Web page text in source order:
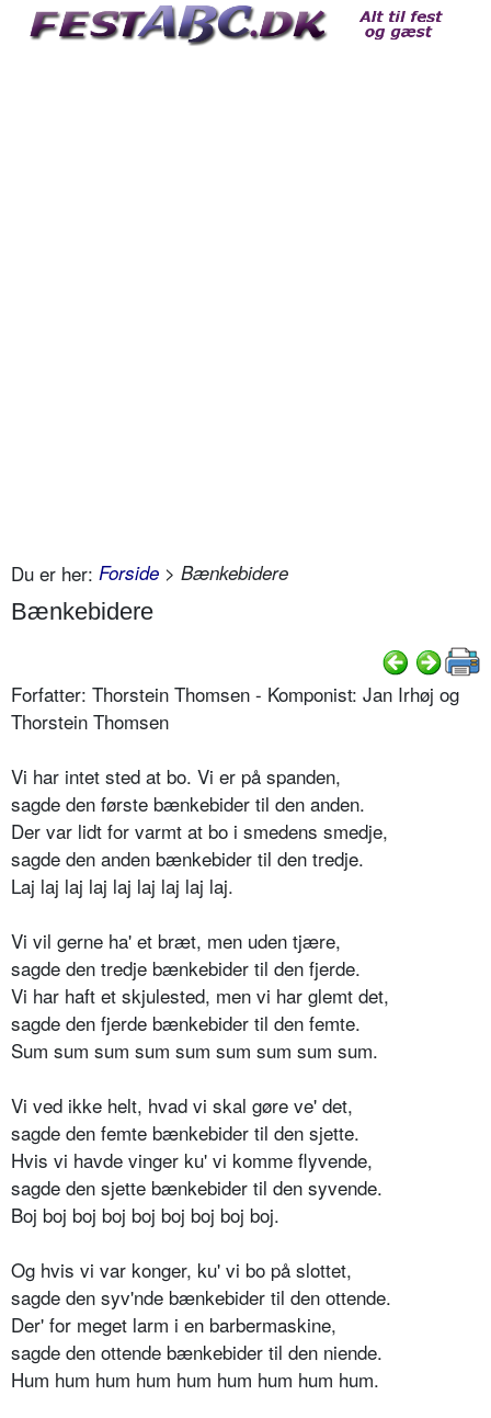
Du er her: Forside > Bænkebidere
Bænkebidere
Forfatter: Thorstein Thomsen - Komponist: Jan Irhøj og
Thorstein Thomsen
Vi har intet sted at bo. Vi er på spanden,
sagde den første bænkebider til den anden.
Der var lidt for varmt at bo i smedens smedje,
sagde den anden bænkebider til den tredje.
Laj laj laj laj laj laj laj laj laj.
Vi vil gerne ha' et bræt, men uden tjære,
sagde den tredje bænkebider til den fjerde.
Vi har haft et skjulested, men vi har glemt det,
sagde den fjerde bænkebider til den femte.
Sum sum sum sum sum sum sum sum sum.
Vi ved ikke helt, hvad vi skal gøre ve' det,
sagde den femte bænkebider til den sjette.
Hvis vi havde vinger ku' vi komme flyvende,
sagde den sjette bænkebider til den syvende.
Boj boj boj boj boj boj boj boj boj.
Og hvis vi var konger, ku' vi bo på slottet,
sagde den syv'nde bænkebider til den ottende.
Der' for meget larm i en barbermaskine,
sagde den ottende bænkebider til den niende.
Hum hum hum hum hum hum hum hum hum.